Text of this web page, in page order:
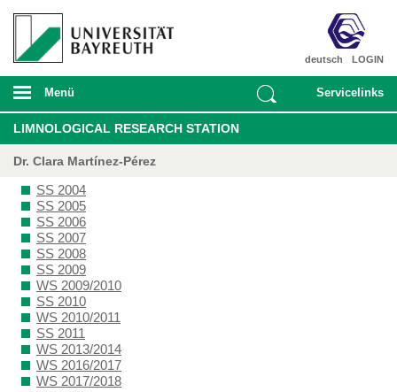
LOGIN
deutsch
Menü Servicelinks
LIMNOLOGICAL RESEARCH STATION
Dr. Clara Martínez-Pérez
SS 2004
SS 2005
SS 2006
SS 2007
SS 2008
SS 2009
WS 2009/2010
SS 2010
WS 2010/2011
SS 2011
WS 2013/2014
WS 2016/2017
WS 2017/2018